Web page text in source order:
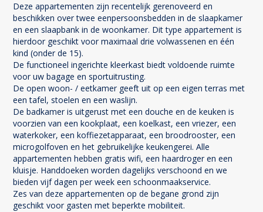
Deze appartementen zijn recentelijk gerenoveerd en
beschikken over twee eenpersoonsbedden in de slaapkamer
en een slaapbank in de woonkamer. Dit type appartement is
hierdoor geschikt voor maximaal drie volwassenen en één
kind (onder de 15).
De functioneel ingerichte kleerkast biedt voldoende ruimte
voor uw bagage en sportuitrusting.
De open woon- / eetkamer geeft uit op een eigen terras met
een tafel, stoelen en een waslijn.
De badkamer is uitgerust met een douche en de keuken is
voorzien van een kookplaat, een koelkast, een vriezer, een
waterkoker, een koffiezetapparaat, een broodrooster, een
microgolfoven en het gebruikelijke keukengerei. Alle
appartementen hebben gratis wifi, een haardroger en een
kluisje. Handdoeken worden dagelijks verschoond en we
bieden vijf dagen per week een schoonmaakservice.
Zes van deze appartementen op de begane grond zijn
geschikt voor gasten met beperkte mobiliteit.